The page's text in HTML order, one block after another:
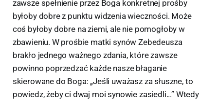
zawsze spełnienie przez Boga konkretnej prośby
byłoby dobre z punktu widzenia wieczności. Może
coś byłoby dobre na ziemi, ale nie pomogłoby w
zbawieniu. W prośbie matki synów Zebedeusza
brakło jednego ważnego zdania, które zawsze
powinno poprzedzać każde nasze błaganie
skierowane do Boga: „Jeśli uważasz za słuszne, to
powiedz, żeby ci dwaj moi synowie zasiedli...” Wtedy